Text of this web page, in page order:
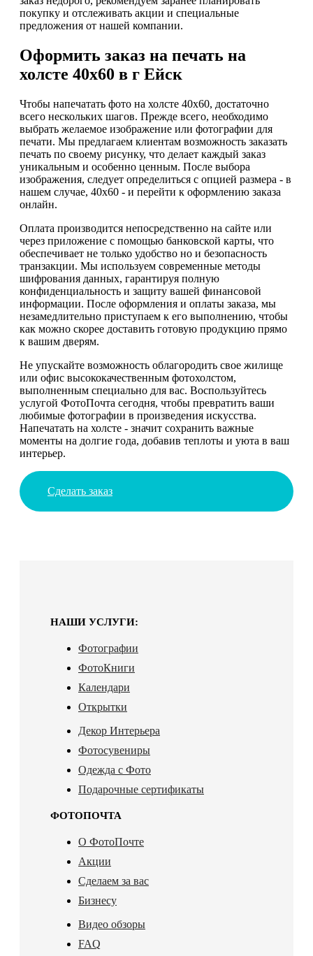
покупку и отслеживать акции и специальные
предложения от нашей компании.
Оформить заказ на печать на
холсте 40х60 в г Ейск
Чтобы напечатать фото на холсте 40х60, достаточно
всего нескольких шагов. Прежде всего, необходимо
выбрать желаемое изображение или фотографии для
печати. Мы предлагаем клиентам возможность заказать
печать по своему рисунку, что делает каждый заказ
уникальным и особенно ценным. После выбора
изображения, следует определиться с опцией размера - в
нашем случае, 40х60 - и перейти к оформлению заказа
онлайн.
Оплата производится непосредственно на сайте или
через приложение с помощью банковской карты, что
обеспечивает не только удобство но и безопасность
транзакции. Мы используем современные методы
шифрования данных, гарантируя полную
конфиденциальность и защиту вашей финансовой
информации. После оформления и оплаты заказа, мы
незамедлительно приступаем к его выполнению, чтобы
как можно скорее доставить готовую продукцию прямо
к вашим дверям.
Не упускайте возможность облагородить свое жилище
или офис высококачественным фотохолстом,
выполненным специально для вас. Воспользуйтесь
услугой ФотоПочта сегодня, чтобы превратить ваши
любимые фотографии в произведения искусства.
Напечатать на холсте - значит сохранить важные
моменты на долгие года, добавив теплоты и уюта в ваш
интерьер.
Сделать заказ
НАШИ УСЛУГИ:
Фотографии
ФотоКниги
Календари
Открытки
Декор Интерьера
Фотосувениры
Одежда с Фото
Подарочные сертификаты
ФОТОПОЧТА
О ФотоПочте
Акции
Сделаем за вас
Бизнесу
Видео обзоры
FAQ